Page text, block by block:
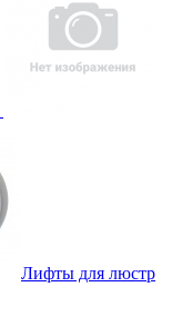
Лифты для люстр